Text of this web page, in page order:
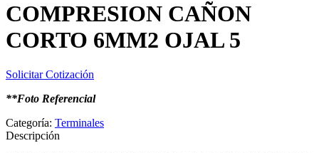
COMPRESION CAÑON
CORTO 6MM2 OJAL 5
Solicitar Cotización
**Foto Referencial
Categoría: Terminales
Descripción